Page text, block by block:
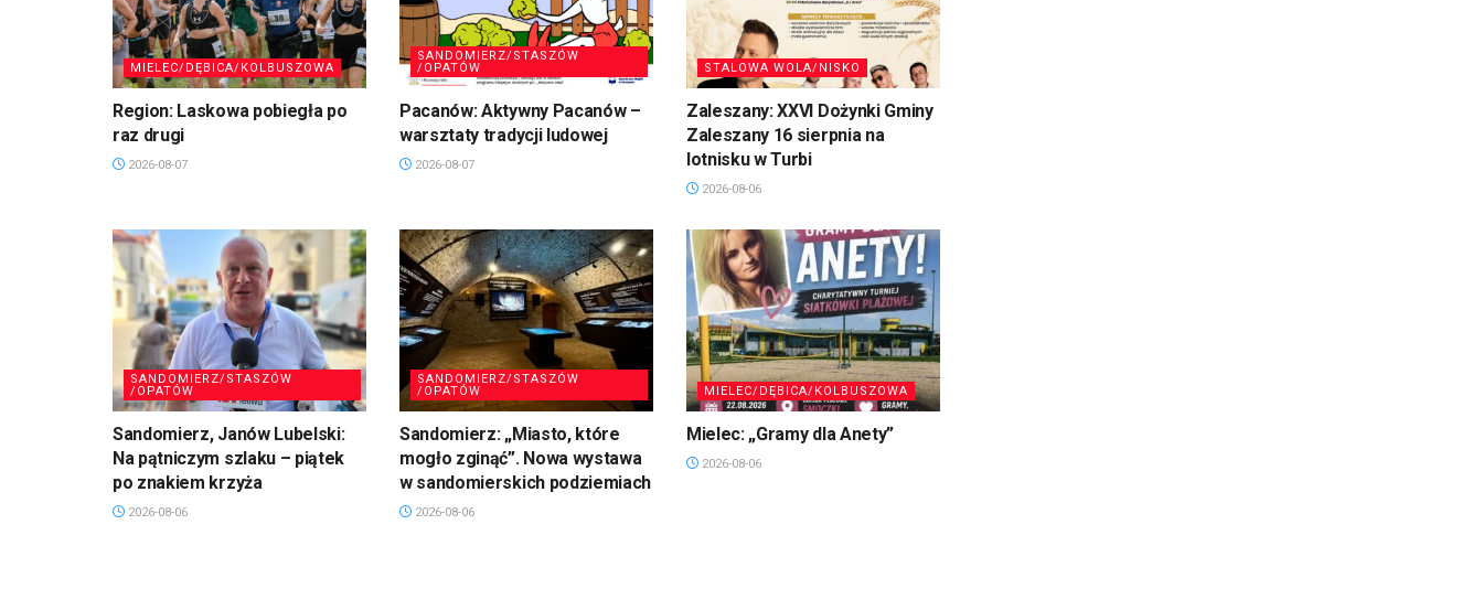
MIELEC/DĘBICA/KOLBUSZOWA
Region: Laskowa pobiegła po
raz drugi
2026-08-07
SANDOMIERZ/STASZÓW
/OPATÓW
Pacanów: Aktywny Pacanów –
warsztaty tradycji ludowej
2026-08-07
STALOWA WOLA/NISKO
Zaleszany: XXVI Dożynki Gminy
Zaleszany 16 sierpnia na
lotnisku w Turbi
2026-08-06
SANDOMIERZ/STASZÓW
/OPATÓW
Sandomierz, Janów Lubelski:
Na pątniczym szlaku – piątek
po znakiem krzyża
2026-08-06
SANDOMIERZ/STASZÓW
/OPATÓW
Sandomierz: „Miasto, które
mogło zginąć”. Nowa wystawa
w sandomierskich podziemiach
2026-08-06
MIELEC/DĘBICA/KOLBUSZOWA
Mielec: „Gramy dla Anety”
2026-08-06